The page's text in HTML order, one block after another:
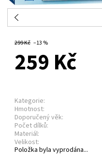
299 Kč –13 %
259 Kč
Kategorie:
Hmotnost:
Doporučený věk:
Počet dílků:
Materiál:
Velikost:
Položka byla vyprodána...